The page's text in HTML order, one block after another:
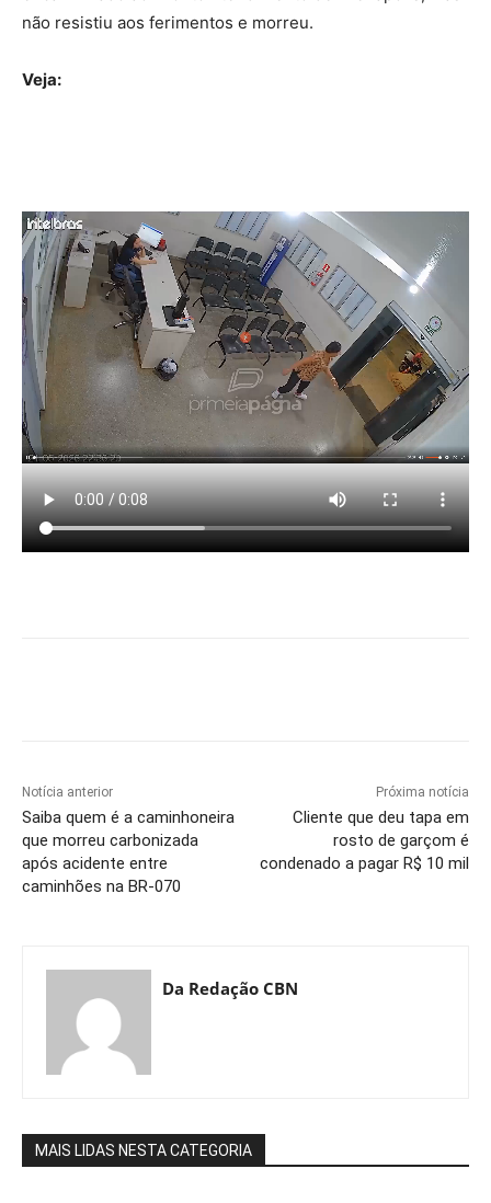
não resistiu aos ferimentos e morreu.
Veja:
Notícia anterior
Saiba quem é a caminhoneira
que morreu carbonizada
após acidente entre
caminhões na BR-070
Próxima notícia
Cliente que deu tapa em
rosto de garçom é
condenado a pagar R$ 10 mil
Da Redação CBN
MAIS LIDAS NESTA CATEGORIA